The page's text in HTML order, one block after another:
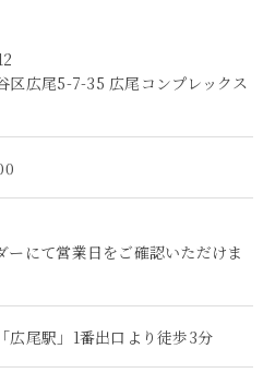
区広尾5-7-35 広尾コンプレックス
ーにて営業日をご確認いただけま
広尾駅」1番出口より徒歩3分